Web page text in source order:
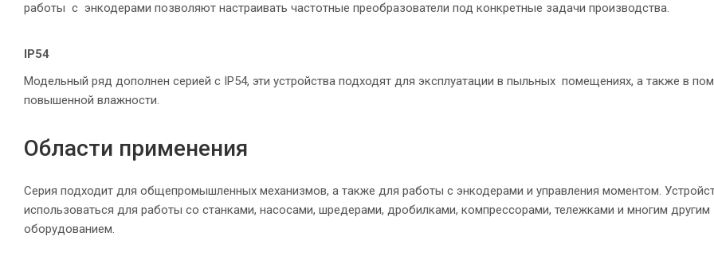
работы с энкодерами позволяют настраивать частотные преобразователи под конкретные задачи производства.
IP54
Модельный ряд дополнен серией с IP54, эти устройства подходят для эксплуатации в пыльных помещениях, а также в
повышенной влажности.
Области применения
Серия подходит для общепромышленных механизмов, а также для работы с энкодерами и управления моментом.
использоваться для работы со станками, насосами, шредерами, дробилками, компрессорами, тележками и многим другим
оборудованием.